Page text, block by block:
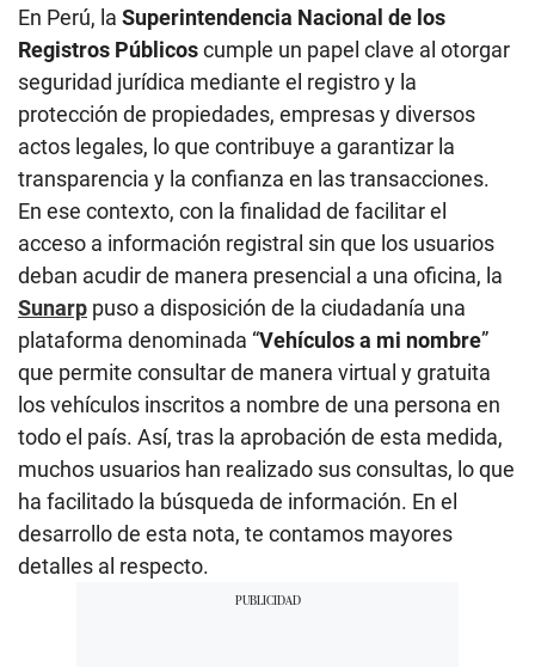
En Perú, la Superintendencia Nacional de los
Registros Públicoscumple un papel clave al otorgar
seguridad jurídica mediante el registro y la
protección de propiedades, empresas y diversos
actos legales, lo que contribuye a garantizar la
transparencia y la confianza en las transacciones.
En ese contexto, con la finalidad de facilitar el
acceso a información registral sin que los usuarios
deban acudir de manera presencial a una oficina, la
Sunarp puso a disposición de la ciudadanía una
plataforma denominada “Vehículos a mi nombre”
que permite consultar de manera virtual y gratuita
los vehículos inscritos a nombre de una persona en
todo el país. Así, tras la aprobación de esta medida,
muchos usuarios han realizado sus consultas, lo que
ha facilitado la búsqueda de información. En el
desarrollo de esta nota, te contamos mayores
detalles al respecto.